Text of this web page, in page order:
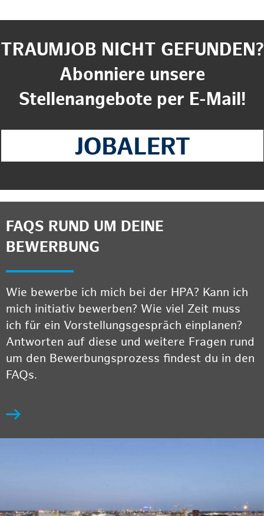
TRAUMJOB NICHT GEFUNDEN?
Abonniere unsere
Stellenangebote per E-Mail!
FAQS RUND UM DEINE
BEWERBUNG
Wie bewerbe ich mich bei der HPA? Kann ich
mich initiativ bewerben? Wie viel Zeit muss
ich für ein Vorstellungsgespräch einplanen?
Antworten auf diese und weitere Fragen rund
um den Bewerbungsprozess findest du in den
FAQs.